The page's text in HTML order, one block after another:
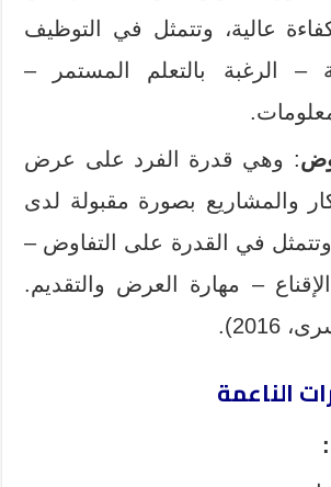
عالية، وتتمثل في التوظيف
– الرغبة بالتعلم المستمر –
: وهي قدرة الفرد على عرض
والمشاريع بصورة مقبولة لدى
وتتمثل في القدرة على التفاوض –
– مهارة العرض والتقديم.
2016).
الناعمة